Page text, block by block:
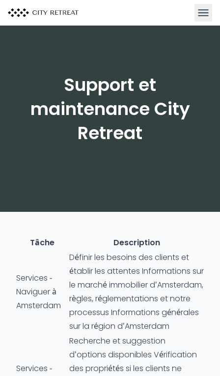
Support et
maintenance City
Retreat
Tâche Description
Services -
Naviguer à
Amsterdam
Définir les besoins des clients et
établir les attentes Informations sur
le marché immobilier d'Amsterdam,
règles, réglementations et notre
processus Informations générales
sur la région d'Amsterdam
Services -
Recherche et suggestion
d'options disponibles Vérification
des propriétés si les clients ne